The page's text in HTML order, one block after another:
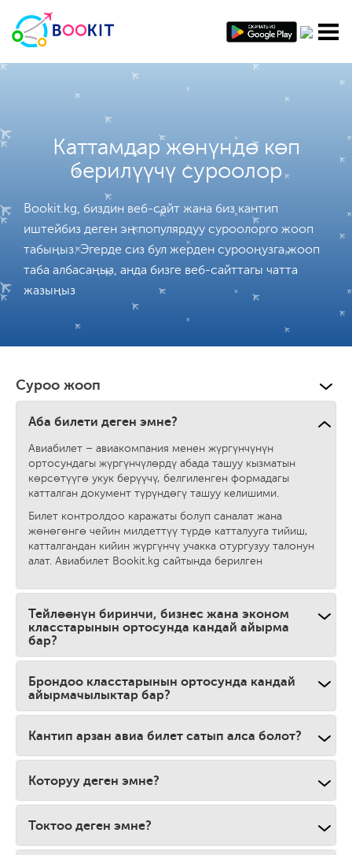
Каттамдар жөнүндө көп
берилүүчү суроолор
Bookit.kg, биздин веб-сайт жана биз кантип
иштейбиз деген эң популярдуу суроолорго жооп
табыңыз. Эгерде сиз бул жерден сурооңузга жооп
таба албасаңыз, анда бизге веб-сайттагы чатта
жазыңыз
Суроо жооп
Аба билети деген эмне?
Авиабилет – авиакомпания менен жүргүнчүнүн
ортосундагы жүргүнчүлөрдү абада ташуу кызматын
көрсөтүүгө укук берүүчү, белгиленген формадагы
катталган документ түрүндөгү ташуу келишими.
Билет контролдоо каражаты болуп саналат жана
жөнөгөнгө чейин милдеттүү түрдө катталууга тийиш,
катталгандан кийин жүргүнчү учакка отургузуу талонун
алат. Авиабилет Bookit.kg сайтында берилген
Тейлөөнүн биринчи, бизнес жана эконом
класстарынын ортосунда кандай айырма
бар?
Брондоо класстарынын ортосунда кандай
айырмачылыктар бар?
Кантип арзан авиа билет сатып алса болот?
Которуу деген эмне?
Токтоо деген эмне?